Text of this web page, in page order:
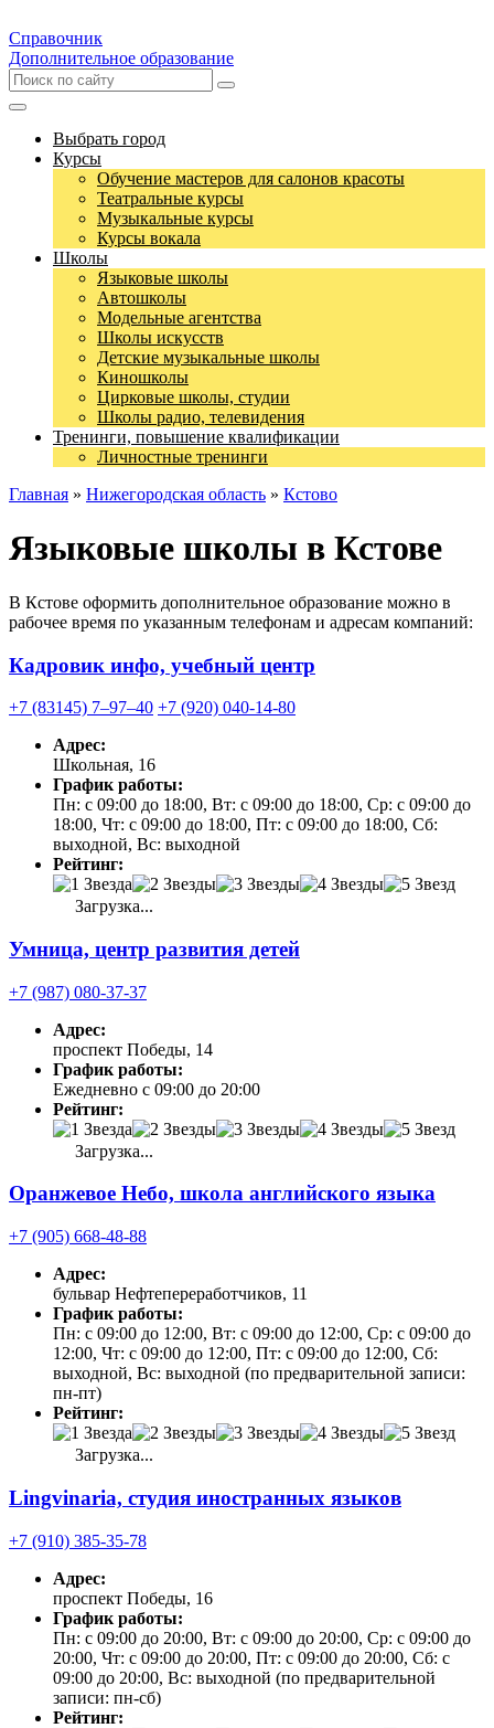
Справочник
Дополнительное образование
Выбрать город
Курсы
Обучение мастеров для салонов красоты
Театральные курсы
Музыкальные курсы
Курсы вокала
Школы
Языковые школы
Автошколы
Модельные агентства
Школы искусств
Детские музыкальные школы
Киношколы
Цирковые школы, студии
Школы радио, телевидения
Тренинги, повышение квалификации
Личностные тренинги
Главная » Нижегородская область » Кстово
Языковые школы в Кстове
В Кстове оформить дополнительное образование можно в
рабочее время по указанным телефонам и адресам компаний:
Кадровик инфо, учебный центр
+7 (83145) 7‒97‒40 +7 (920) 040-14-80
Адрес:
Школьная, 16
График работы:
Пн: с 09:00 до 18:00, Вт: с 09:00 до 18:00, Ср: с 09:00 до
18:00, Чт: с 09:00 до 18:00, Пт: с 09:00 до 18:00, Сб:
выходной, Вс: выходной
Рейтинг:
Загрузка...
Умница, центр развития детей
+7 (987) 080-37-37
Адрес:
проспект Победы, 14
График работы:
Ежедневно с 09:00 до 20:00
Рейтинг:
Загрузка...
Оранжевое Небо, школа английского языка
+7 (905) 668-48-88
Адрес:
бульвар Нефтепереработчиков, 11
График работы:
Пн: с 09:00 до 12:00, Вт: с 09:00 до 12:00, Ср: с 09:00 до
12:00, Чт: с 09:00 до 12:00, Пт: с 09:00 до 12:00, Сб:
выходной, Вс: выходной (по предварительной записи:
пн-пт)
Рейтинг:
Загрузка...
Lingvinaria, студия иностранных языков
+7 (910) 385-35-78
Адрес:
проспект Победы, 16
График работы:
Пн: с 09:00 до 20:00, Вт: с 09:00 до 20:00, Ср: с 09:00 до
20:00, Чт: с 09:00 до 20:00, Пт: с 09:00 до 20:00, Сб: с
09:00 до 20:00, Вс: выходной (по предварительной
записи: пн-сб)
Рейтинг: